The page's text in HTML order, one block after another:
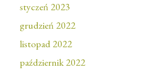
styczeń 2023
grudzień 2022
listopad 2022
październik 2022